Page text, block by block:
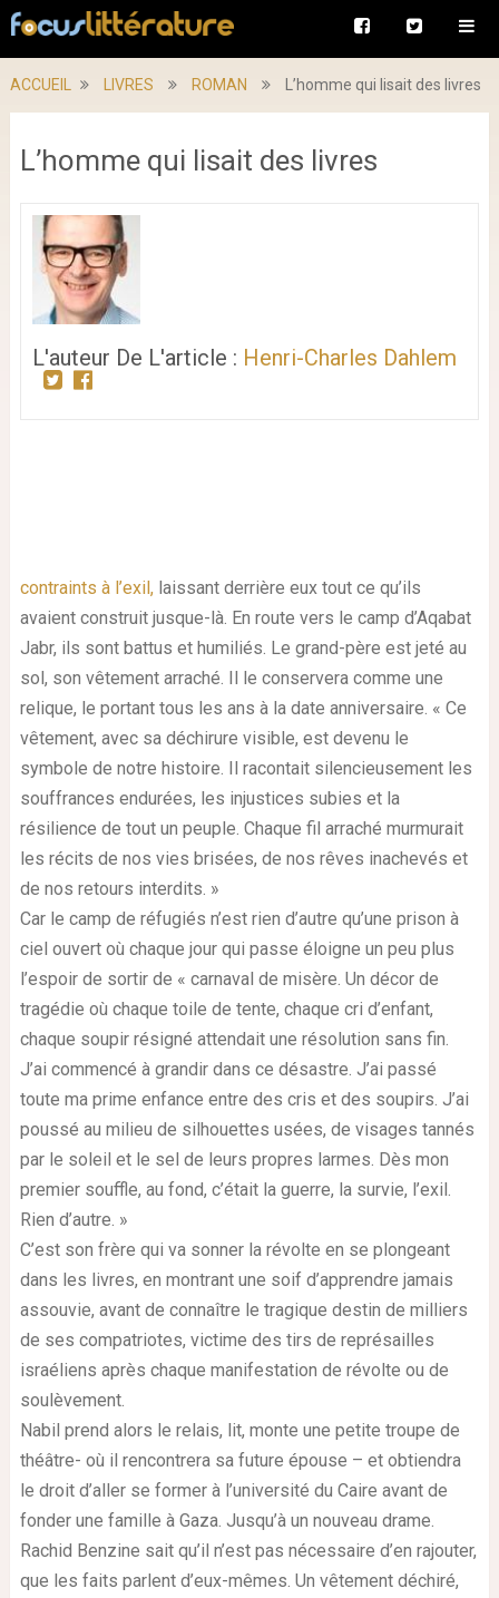
ACCUEIL LIVRES ROMAN L’homme qui lisait des livres
L’homme qui lisait des livres
L'auteur De L'article : Henri-Charles Dahlem
contraints à l’exil,laissant derrière eux tout ce qu’ils
avaient construit jusque-là. En route vers le camp d’Aqabat
Jabr, ils sont battus et humiliés. Le grand-père est jeté au
sol, son vêtement arraché. Il le conservera comme une
relique, le portant tous les ans à la date anniversaire. « Ce
vêtement, avec sa déchirure visible, est devenu le
symbole de notre histoire. Il racontait silencieusement les
souffrances endurées, les injustices subies et la
résilience de tout un peuple. Chaque fil arraché murmurait
les récits de nos vies brisées, de nos rêves inachevés et
de nos retours interdits. »
Car le camp de réfugiés n’est rien d’autre qu’une prison à
ciel ouvert où chaque jour qui passe éloigne un peu plus
l’espoir de sortir de « carnaval de misère. Un décor de
tragédie où chaque toile de tente, chaque cri d’enfant,
chaque soupir résigné attendait une résolution sans fin.
J’ai commencé à grandir dans ce désastre. J’ai passé
toute ma prime enfance entre des cris et des soupirs. J’ai
poussé au milieu de silhouettes usées, de visages tannés
par le soleil et le sel de leurs propres larmes. Dès mon
premier souffle, au fond, c’était la guerre, la survie, l’exil.
Rien d’autre. »
C’est son frère qui va sonner la révolte en se plongeant
dans les livres, en montrant une soif d’apprendre jamais
assouvie, avant de connaître le tragique destin de milliers
de ses compatriotes, victime des tirs de représailles
israéliens après chaque manifestation de révolte ou de
soulèvement.
Nabil prend alors le relais, lit, monte une petite troupe de
théâtre- où il rencontrera sa future épouse – et obtiendra
le droit d’aller se former à l’université du Caire avant de
fonder une famille à Gaza. Jusqu’à un nouveau drame.
Rachid Benzine sait qu’il n’est pas nécessaire d’en rajouter,
que les faits parlent d’eux-mêmes. Un vêtement déchiré,